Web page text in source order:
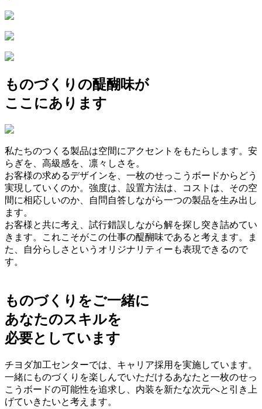
ものづくりの醍醐味が
ここにあります
私たちのつくる製品は空間にアクセントをもたらします。安
らぎを、高級感を、凛々しさを。
お客様の求めるデザインを、一枚のせっこうボードからどう
実現していくのか。強度は、設置方法は、コストは、その空
間に相応しいのか、自問自答しながら一つの製品を生み出し
ます。
お客様と共に考え、試行錯誤しながら解を探し突き詰めてい
きます。これこそがこの仕事の醍醐味であると考えます。ま
た、自分らしさというオリジナリティーも表現できるので
す。
ものづくりをご一緒に
あなたのスキルを
必要としています
チヨダ加工センターでは、キャリア採用を実施しています。
一緒にものづくりを楽しんでいただけるあなたと一枚のせっ
こうボードの可能性を追求し、内装を新たな次元へと引き上
げていきたいと考えます。